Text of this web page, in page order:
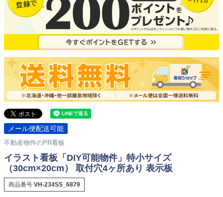
メール便配送可能
不動産物件のPR看板
イラスト看板「DIY可能物件」特小サイズ
（30cm×20cm） 取付穴4ヶ所あり 表示板
商品番号 VH-234SS_6879